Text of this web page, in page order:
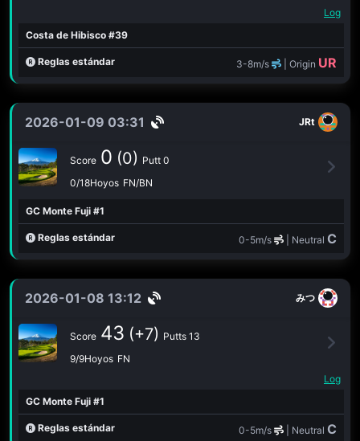
Log
Costa de Hibisco #39
Reglas estándar 3-8m/s | Origin UR
2026-01-09 03:31 JRt
Score 0 (0) Putt 0
0/18Hoyos FN/BN
GC Monte Fuji #1
Reglas estándar 0-5m/s | Neutral C
2026-01-08 13:12 みつ
Score 43 (+7) Putts 13
9/9Hoyos FN
Log
GC Monte Fuji #1
Reglas estándar 0-5m/s | Neutral C